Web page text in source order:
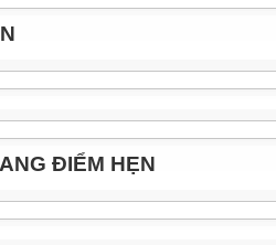
ĐIỂM HẸN